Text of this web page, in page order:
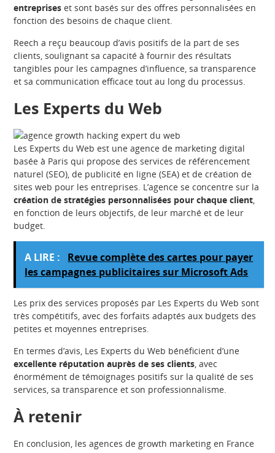
entreprises et sont basés sur des offres personnalisées en
fonction des besoins de chaque client.
Reech a reçu beaucoup d’avis positifs de la part de ses
clients, soulignant sa capacité à fournir des résultats
tangibles pour les campagnes d’influence, sa transparence
et sa communication efficace tout au long du processus.
Les Experts du Web
Les Experts du Web est une agence de marketing digital
basée à Paris qui propose des services de référencement
naturel (SEO), de publicité en ligne (SEA) et de création de
sites web pour les entreprises. L’agence se concentre sur la
création de stratégies personnalisées pour chaque client,
en fonction de leurs objectifs, de leur marché et de leur
budget.
A LIRE :
Revue complète des cartes pour payer
les campagnes publicitaires sur Microsoft Ads
Les prix des services proposés par Les Experts du Web sont
très compétitifs, avec des forfaits adaptés aux budgets des
petites et moyennes entreprises.
En termes d’avis, Les Experts du Web bénéficient d’une
excellente réputation auprès de ses clients, avec
énormément de témoignages positifs sur la qualité de ses
services, sa transparence et son professionnalisme.
À retenir
En conclusion, les agences de growth marketing en France